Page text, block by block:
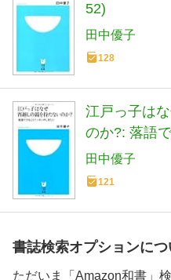
52)
田中優子
128
江戸っ子は
のか?: 落語
たり (小学館
田中優子
121
書誌検索オプションにつ
ただいま「Amazon和書」